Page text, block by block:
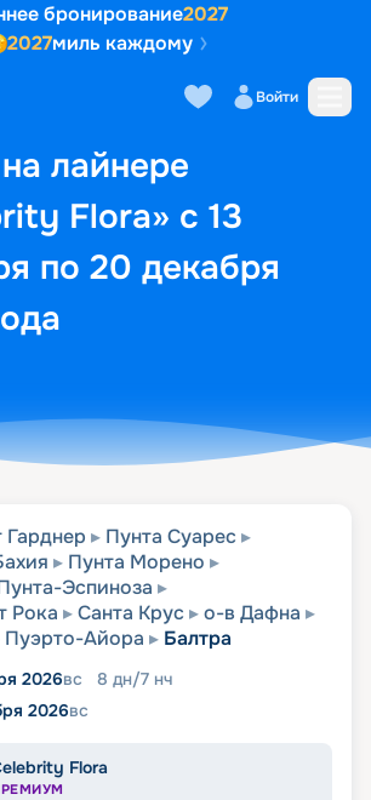
бронирование2027
2027миль каждому
Войти
лайнере
Flora» с 13
по 20 декабря
Выбор кают Маршрут и
Гарднер
Пунта Суарес
Пунта Морено
Эспиноза
Рока
Санта Круc
о-в Дафна
Пуэрто-Айора Балтра
2026вс 8 дн/7 нч
2026вс
Flora